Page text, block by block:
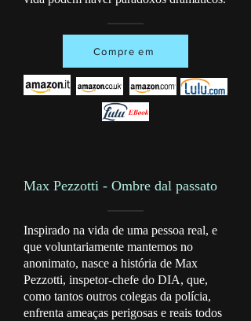
Compre em
Max Pezzotti - Ombre dal passato
Inspirado na vida de uma pessoa real, e
que voluntariamente mantemos no
anonimato, nasce a história de Max
Pezzotti, inspetor-chefe do DIA, que,
como tantos outros colegas da polícia,
enfrenta ameaças perigosas e reais todos